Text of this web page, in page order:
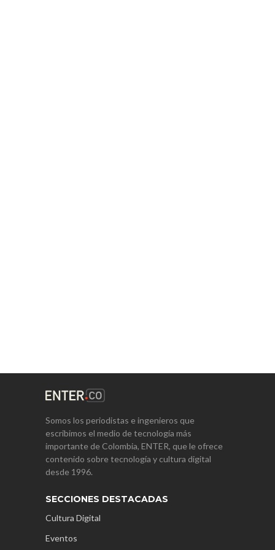
Somos los periodistas e ingenieros que
escribimos el medio de tecnología más
importante de Colombia, ENTER, que le ofrece
contenido sobre tecnología y cultura digital
desde 1996.
SECCIONES DESTACADAS
Cultura Digital
Eventos